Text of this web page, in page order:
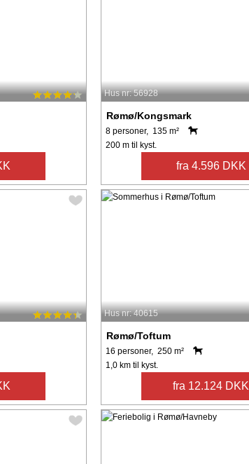
Hus nr: 56928
Rømø/Kongsmark
8 personer, 135 m²
200 m til kyst.
fra 4.596 DKK
Hus nr: 40615
Rømø/Toftum
16 personer, 250 m²
1,0 km til kyst.
fra 12.124 DKK